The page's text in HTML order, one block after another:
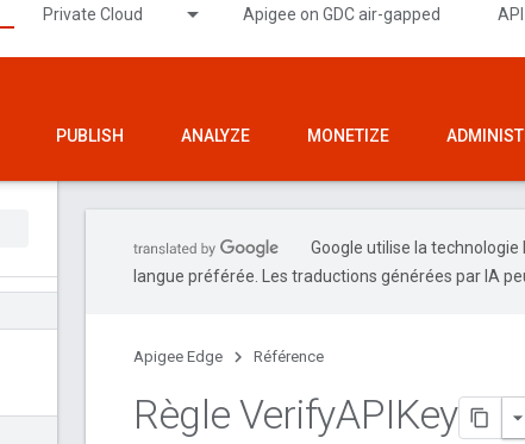
Private Cloud Apigee on GDC air-gapped
PUBLISH ANALYZE MONETIZE
Google utilise la
langue préférée. Les traductions générées par IA
Apigee Edge Référence
Règle VerifyAPIKey